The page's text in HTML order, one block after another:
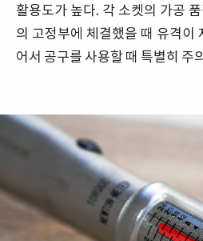
활용도가 높다. 각 소켓의 가공
의 고정부에 체결했을 때 유격이
어서 공구를 사용할 때 특별히 주